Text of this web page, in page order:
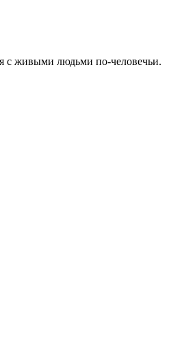
с живыми людьми по-человечьи.